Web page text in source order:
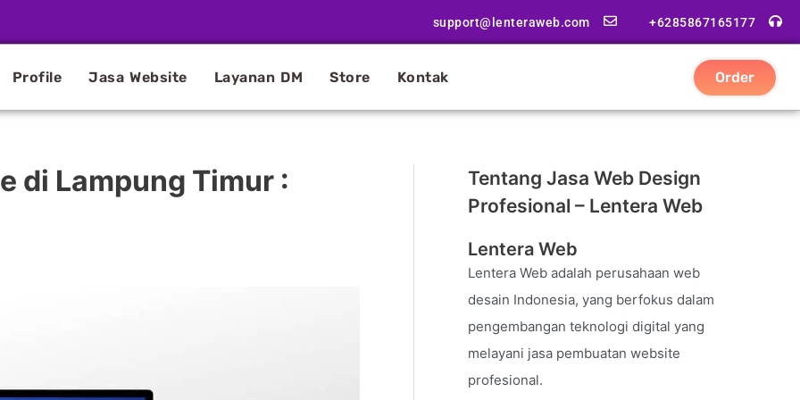
support@lenteraweb.com +6285867165177
Profile Jasa Website Layanan DM Store Kontak Order
di Lampung Timur :
Tentang Jasa Web Design
Profesional – Lentera Web
Lentera Web
Lentera Web adalah perusahaan web
desain Indonesia, yang berfokus dalam
pengembangan teknologi digital yang
melayani jasa pembuatan website
profesional.